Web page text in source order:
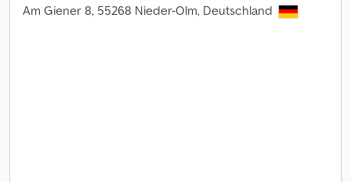
Am Giener 8, 55268 Nieder-Olm, Deutschland